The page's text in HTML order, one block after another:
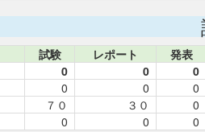
試験 レポート
発表
0 0
0
0 0
0
７０ ３０
0
0 0 0